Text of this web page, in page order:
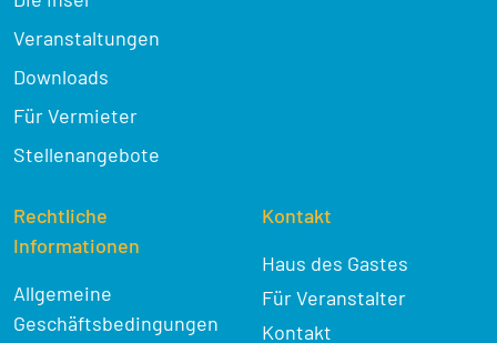
Veranstaltungen
Downloads
Für Vermieter
Stellenangebote
Rechtliche
Informationen
Allgemeine
Geschäftsbedingungen
Kontakt
Haus des Gastes
Für Veranstalter
Kontakt